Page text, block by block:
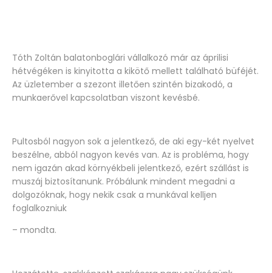
Tóth Zoltán balatonboglári vállalkozó már az áprilisi
hétvégéken is kinyitotta a kikötő mellett található büféjét.
Az üzletember a szezont illetően szintén bizakodó, a
munkaerővel kapcsolatban viszont kevésbé.
Pultosból nagyon sok a jelentkező, de aki egy-két nyelvet
beszélne, abból nagyon kevés van. Az is probléma, hogy
nem igazán akad környékbeli jelentkező, ezért szállást is
muszáj biztosítanunk. Próbálunk mindent megadni a
dolgozóknak, hogy nekik csak a munkával kelljen
foglalkozniuk
– mondta.